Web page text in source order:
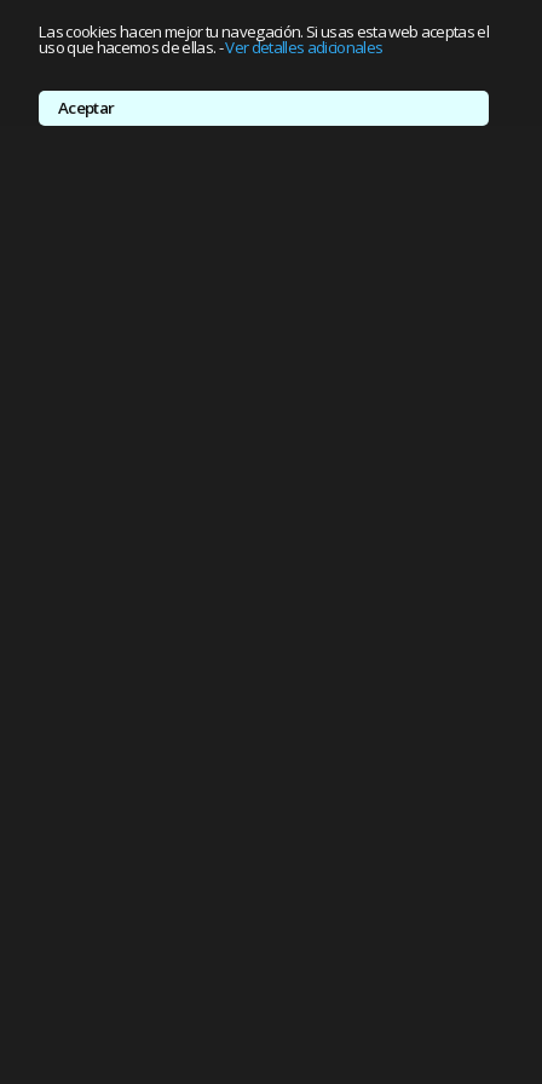
Las cookies hacen mejor tu navegación. Si usas esta web aceptas el
uso que hacemos de ellas.-Ver detalles adicionales
Aceptar